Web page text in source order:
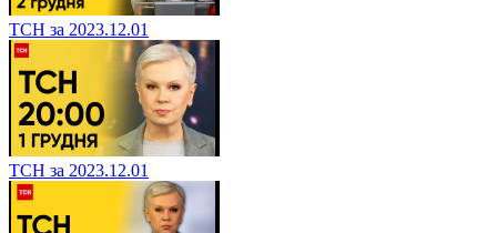
ТСН за 2023.12.01
ТСН за 2023.12.01